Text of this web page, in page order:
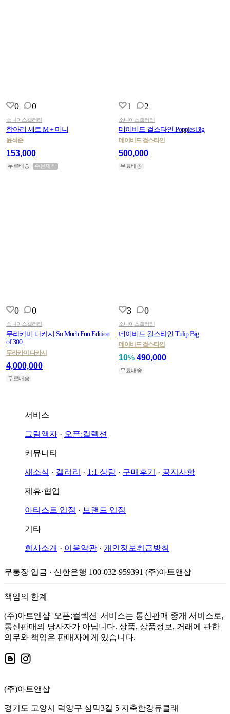
0 0
소니아스갤러리
항아리 세트 M + 미니
윤석준
153,000
무료배송 주문제작
1 2
소니아스갤러리
데이비드 걸스타인 Poppies Big
데이비드 걸스타인
500,000
무료배송
0 0
소니아스갤러리
무라카미 다카시 So Much Fun Edition
of 300
무라카미 다카시
4,000,000
무료배송
3 0
소니아스갤러리
데이비드 걸스타인 Tulip Big
데이비드 걸스타인
10% 490,000
무료배송
서비스
그림액자 · 오픈:컬렉션
커뮤니티
새소식 · 갤러리 · 1:1 상담 · 구매후기 · 공지사항
제휴·협업
아티스트 입점 · 브랜드 입점
기타
회사소개 · 이용약관 · 개인정보취급방침
무통장 입금 · 신한은행 100-032-959391 (주)아트앤샵
책임의 한계
(주)아트앤샵 '오픈:컬렉션' 서비스는 통신판매 중개 서비스로,
통신판매의 당사자가 아닙니다. 상품, 상품정보, 거래에 관한
의무와 책임은 판매자에게 있습니다.
(주)아트앤샵
경기도 고양시 덕양구 삼막3길 5 지축한강듀클래